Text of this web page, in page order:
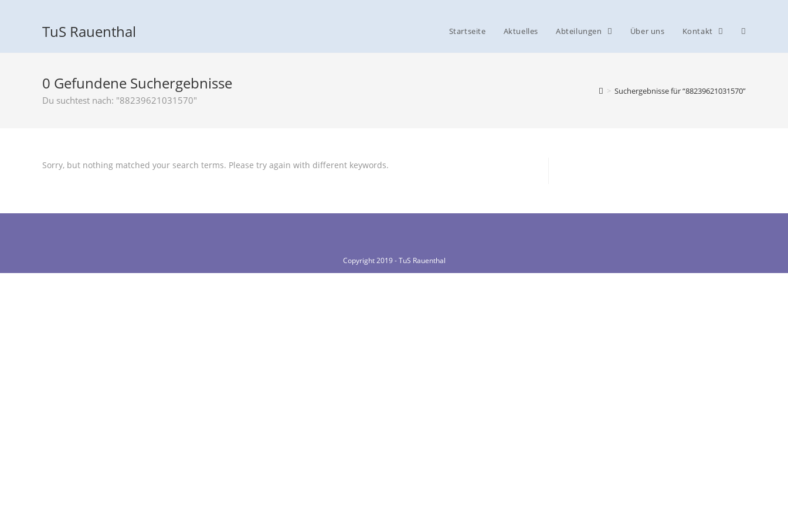
TuS Rauenthal Startseite Aktuelles Abteilungen Über uns Kontakt
0 Gefundene Suchergebnisse
Du suchtest nach: "88239621031570"
> Suchergebnisse für“88239621031570”
Sorry, but nothing matched your search terms. Please try again with different keywords.
Copyright 2019 - TuS Rauenthal